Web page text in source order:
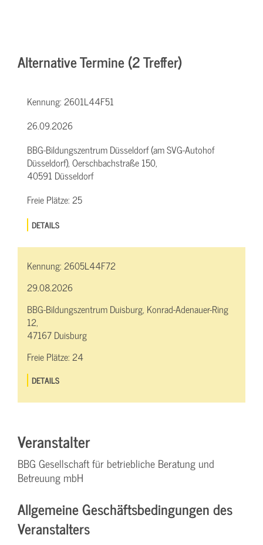
Alternative Termine (2 Treffer)
Kennung:2601L44F51
26.09.2026
BBG-Bildungszentrum Düsseldorf (am SVG-Autohof
Düsseldorf), Oerschbachstraße 150,
40591 Düsseldorf
Freie Plätze:25
DETAILS
Kennung:2605L44F72
29.08.2026
BBG-Bildungszentrum Duisburg, Konrad-Adenauer-Ring
12,
47167 Duisburg
Freie Plätze:24
DETAILS
Veranstalter
BBG Gesellschaft für betriebliche Beratung und
Betreuung mbH
Allgemeine Geschäftsbedingungen des
Veranstalters